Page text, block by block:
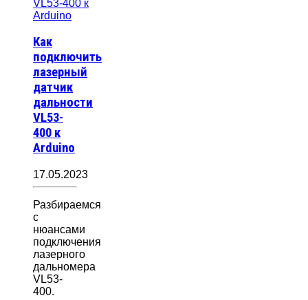
Как
подключить
лазерный
датчик
дальности
VL53-
400 к
Arduino
17.05.2023
Разбираемся
с
нюансами
подключения
лазерного
дальномера
VL53-
400.